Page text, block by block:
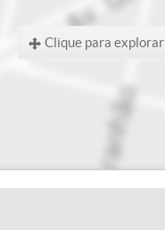
Clique para explorar